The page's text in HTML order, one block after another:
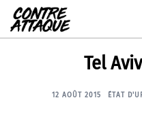
Aller
au
contenu
Tel
12 AOÛT 2015 ÉTAT